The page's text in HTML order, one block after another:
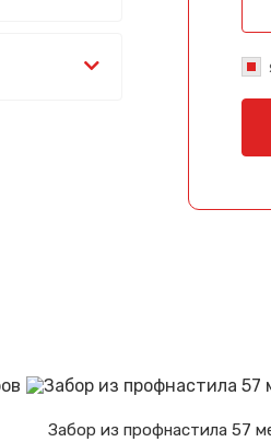
Забор из профнастила 57